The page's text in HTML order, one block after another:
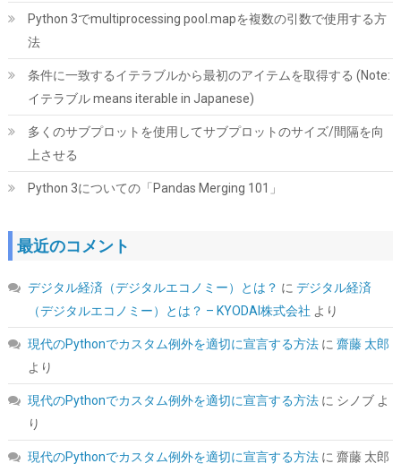
KingSpec SSD 1TB SATAIII 6Gb/s 2.5インチ内蔵SSD 最大読込
570MB/s 3D NAND メーカー保証3年
詳細は
こちら
シー・エフ・デー販売 CFD販売 CFD Standard デスクトップ用 メ
モリ DDR4 3200 (PC4-25600) 16GB×2枚 288pin DIMM 相性保証
W4U3200CS-16G
(5421031) GBP 158.18 (2026-08-07 04:03 GMT +09:00 時点 -詳細
Python 3でmultiprocessing pool.mapを複数の引数で使用する方
法
条件に一致するイテラブルから最初のアイテムを取得する (Note:
イテラブル means iterable in Japanese)
多くのサブプロットを使用してサブプロットのサイズ/間隔を向
上させる
Python 3についての「Pandas Merging 101」
最近のコメント
デジタル経済（デジタルエコノミー）とは？ に デジタル経済
（デジタルエコノミー）とは？ – KYODAI株式会社 より
現代のPythonでカスタム例外を適切に宣言する方法に 齋藤 太郎
より
現代のPythonでカスタム例外を適切に宣言する方法に シノブよ
り
現代のPythonでカスタム例外を適切に宣言する方法に 齋藤 太郎